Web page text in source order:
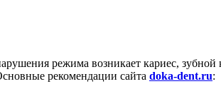
режима возникает кариес, зубной
рекомендации сайта doka-dent.ru: